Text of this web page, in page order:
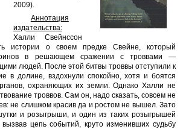
2009).
Аннотация
издательства:
Халли Свейнссон
истории о своем предке Свейне, который
в решающем сражении с троввами —
людей. После этой битвы троввы отступили к
в долине, вздохнули спокойно, хотя и боятся
охраняющих их земли. Однако Халли не
троввов. Сам он, надо сказать, совсем не
не слишком красив да и ростом не вышел. Зато
и розыгрыши, и один из таких розыгрышей
цепь событий, круто изменивших судьбу